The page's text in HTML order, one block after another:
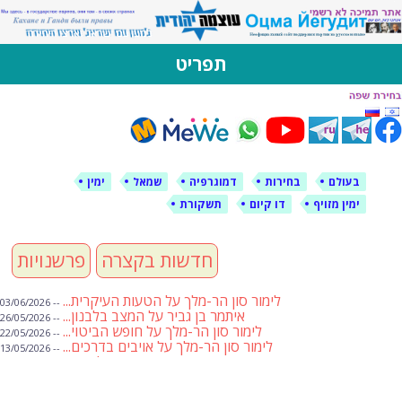
לימין עוצמה יהודית
אתר תמיכה ברוסית ובעברית
תפריט
דילוג
לתוכן
בעולם בחירות דמוגרפיה שמאל
ימין
ימין מזויף
דו קיום תשקורת
פרשנויות חדשות בקצרה
לימור סון הר-מלך על הטעות העיקרית... -- 03/06/2026
איתמר בן גביר על המצב בלבנון... -- 26/05/2026
לימור סון הר-מלך על חופש הביטוי... -- 22/05/2026
לימור סון הר-מלך על אויבים בדרכים... -- 13/05/2026
שבועת אמונים לדעאש